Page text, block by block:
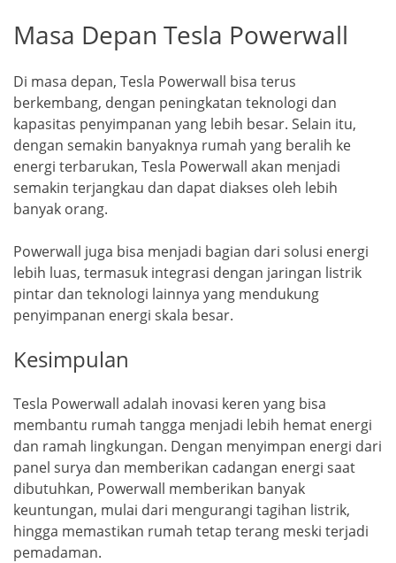
Masa Depan Tesla Powerwall
Di masa depan, Tesla Powerwall bisa terus
berkembang, dengan peningkatan teknologi dan
kapasitas penyimpanan yang lebih besar. Selain itu,
dengan semakin banyaknya rumah yang beralih ke
energi terbarukan, Tesla Powerwall akan menjadi
semakin terjangkau dan dapat diakses oleh lebih
banyak orang.
Powerwall juga bisa menjadi bagian dari solusi energi
lebih luas, termasuk integrasi dengan jaringan listrik
pintar dan teknologi lainnya yang mendukung
penyimpanan energi skala besar.
Kesimpulan
Tesla Powerwall adalah inovasi keren yang bisa
membantu rumah tangga menjadi lebih hemat energi
dan ramah lingkungan. Dengan menyimpan energi dari
panel surya dan memberikan cadangan energi saat
dibutuhkan, Powerwall memberikan banyak
keuntungan, mulai dari mengurangi tagihan listrik,
hingga memastikan rumah tetap terang meski terjadi
pemadaman.